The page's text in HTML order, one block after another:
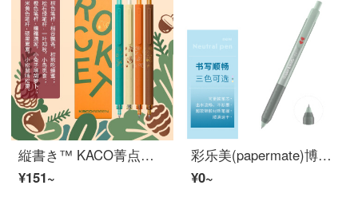
縦書き™ KACO菁点低重心重手触り按动波尔班可定制logo事务签名笔0.5【New】幸福的豊作(4本黒0.5 mm)
¥151~
彩乐美(papermate)博尔潘签名笔黑色0.5 mm单支果果系列キウイG 220
¥0~